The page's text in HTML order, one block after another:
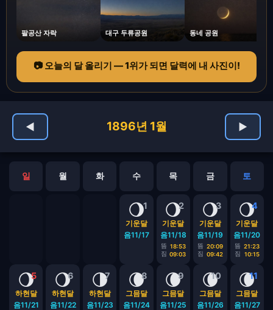
팔공산 자락 대구 두류공원 동네 공원
📷 오늘의 달 올리기 — 1위가 되면 달력에 내 사진이!
◀ 1896년 1월 ▶
일 월 화 수 목 금 토
1
🌖
기운달
음11/17
2
🌖
기운달
음11/18
뜸 18:53
짐 09:03
3
🌖
기운달
음11/19
뜸 20:09
짐 09:42
4
🌖
기운달
음11/20
뜸 21:23
짐
10:15
5
🌖
하현달
음11/21
6
🌖
하현달
음11/22
7
🌗
하현달
음11/23
8
🌘
그믐달
음11/24
9
🌘
그믐달
음11/25
10
🌘
그믐달
음11/26
11
🌘
그믐달
음11/27